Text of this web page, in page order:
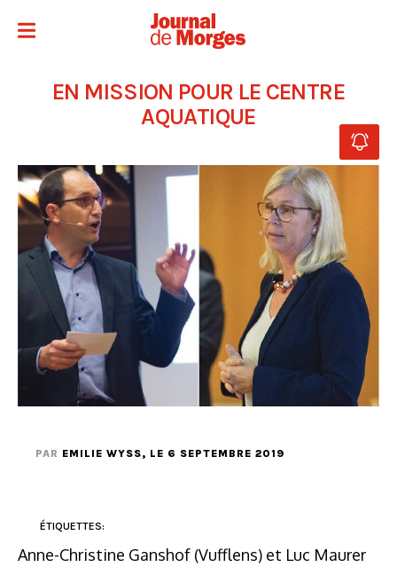
EN MISSION POUR LE CENTRE
AQUATIQUE
PAR EMILIE WYSS, LE 6 SEPTEMBRE 2019
ÉTIQUETTES:
Anne-Christine Ganshof (Vufflens) et Luc Maurer